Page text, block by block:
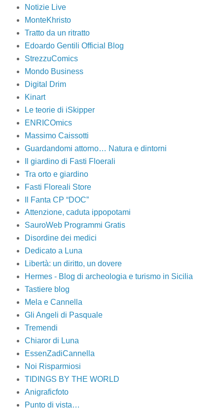
Notizie Live
MonteKhristo
Tratto da un ritratto
Edoardo Gentili Official Blog
StrezzuComics
Mondo Business
Digital Drim
Kinart
Le teorie di iSkipper
ENRICOmics
Massimo Caissotti
Guardandomi attorno… Natura e dintorni
Il giardino di Fasti Floerali
Tra orto e giardino
Fasti Floreali Store
Il Fanta CP “DOC”
Attenzione, caduta ippopotami
SauroWeb Programmi Gratis
Disordine dei medici
Dedicato a Luna
Libertà: un diritto, un dovere
Hermes - Blog di archeologia e turismo in Sicilia
Tastiere blog
Mela e Cannella
Gli Angeli di Pasquale
Tremendi
Chiaror di Luna
EssenZadiCannella
Noi Risparmiosi
TIDINGS BY THE WORLD
Anigraficfoto
Punto di vista…